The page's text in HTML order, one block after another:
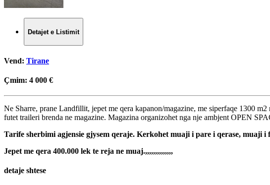
Detajet e Listimit
Vend: Tirane
Çmim: 4 000 €
Ne Sharre, prane Landfillit, jepet me qera kapanon/magazine, me siperfaqe 1300
futet traileri brenda ne magazine. Magazina organizohet nga nje ambjent OPEN
Tarife sherbimi agjensie gjysem qeraje. Kerkohet muaji i pare i qerase, muaji
Jepet me qera 400.000 lek te reja ne muaj.,,,,,,,,,,,,,,
detaje shtese